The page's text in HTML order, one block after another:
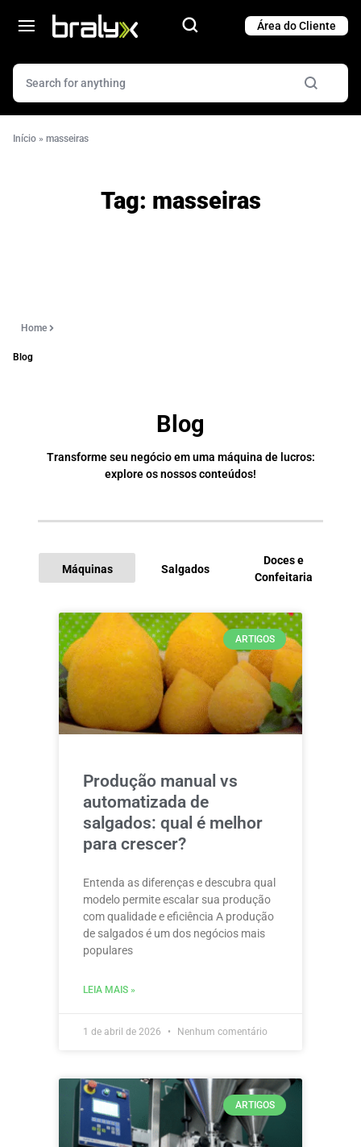
Início » masseiras
Tag: masseiras
Home
Blog
Blog
Transforme seu negócio em uma máquina de lucros:
explore os nossos conteúdos!
Máquinas Salgados
Doces e
Confeitaria
ARTIGOS
Produção manual vs
automatizada de
salgados: qual é melhor
para crescer?
Entenda as diferenças e descubra qual
modelo permite escalar sua produção
com qualidade e eficiência A produção
de salgados é um dos negócios mais
populares
LEIA MAIS »
1 de abril de 2026 Nenhum comentário
ARTIGOS